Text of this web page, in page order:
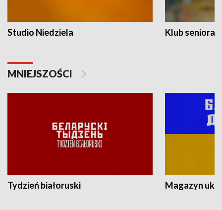
Studio Niedziela Klub seniora
MNIEJSZOŚCI
Tydzień białoruski Magazyn